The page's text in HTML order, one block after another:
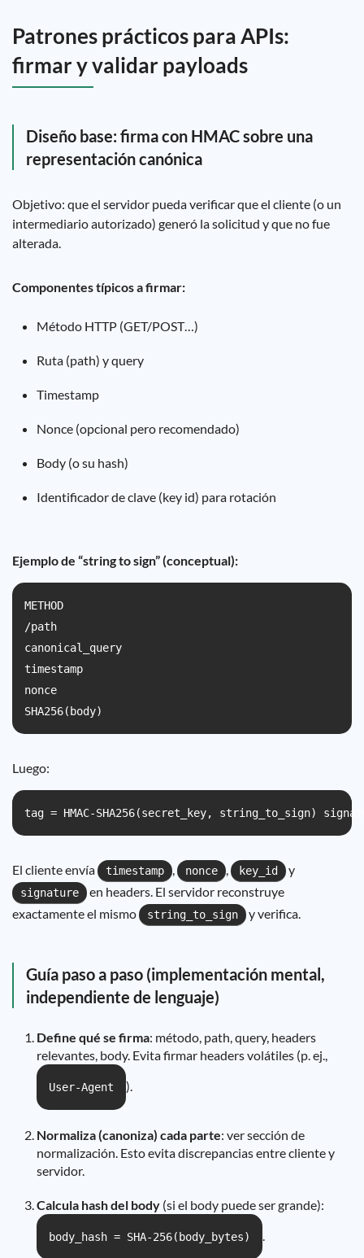
Patrones prácticos para APIs:
firmar y validar payloads
Diseño base: firma con HMAC sobre una
representación canónica
Objetivo: que el servidor pueda verificar que el cliente (o un
intermediario autorizado) generó la solicitud y que no fue
alterada.
Componentes típicos a firmar:
Método HTTP (GET/POST…)
Ruta (path) y query
Timestamp
Nonce (opcional pero recomendado)
Body (o su hash)
Identificador de clave (key id) para rotación
Ejemplo de “string to sign” (conceptual):
METHOD
/path
canonical_query
timestamp
nonce
Luego:
tag = HMAC-SHA256(secret_key, string_to_sign)
El cliente envía timestamp , nonce , key_id y
signature
en headers. El servidor reconstruye
exactamente el mismo
string_to_sign y verifica.
Guía paso a paso (implementación mental,
independiente de lenguaje)
Define qué se firma: método, path, query, headers
relevantes, body. Evita firmar headers volátiles (p. ej.,
User-Agent ).
Normaliza (canoniza) cada parte: ver sección de
normalización. Esto evita discrepancias entre cliente y
servidor.
Calcula hash del body (si el body puede ser grande):
body_hash = SHA-256(body_bytes) .